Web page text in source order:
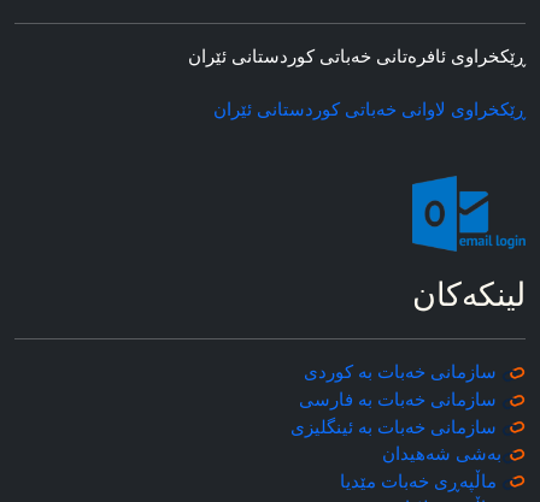
ڕێکخراوی ئافره‌تانی خه‌باتی کوردستانی ئێران
ڕێکخراوی لاوانی خه‌باتی کوردستانی ئێران
لینکه‌کان
سازمانی خه‌بات به کوردی
سازمانی خه‌بات به فارسی
سازمانی خه‌بات به ئینگلیزی
به‌شی شه‌هیدان
ماڵپه‌ڕی خه‌بات مێدیا